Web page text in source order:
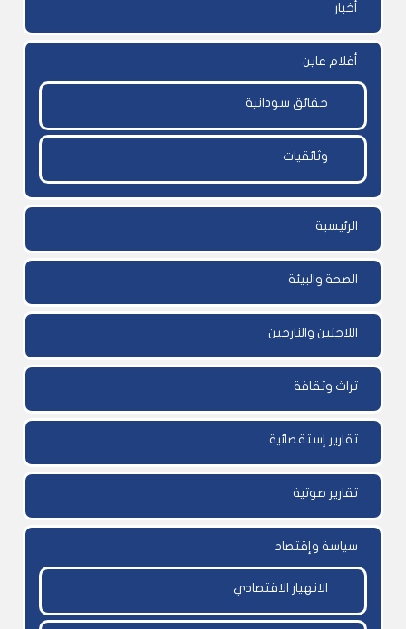
أخبار
أفلام عاين
حقائق سودانية
وثائقيات
الرئيسية
الصحة والبيئة
اللاجئين والنازحين
تراث وثقافة
تقارير إستقصائية
تقارير صوتية
سياسة وإقتصاد
الانهيار الاقتصادي